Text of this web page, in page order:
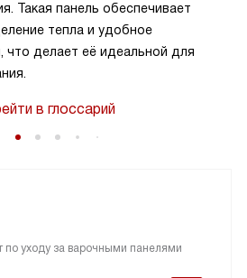
Такая панель обеспечивает
тепла и удобное
делает её идеальной для
в глоссарий
по уходу за варочными панелями